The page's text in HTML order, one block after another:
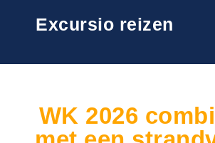
Excursio reizen
WK 2026